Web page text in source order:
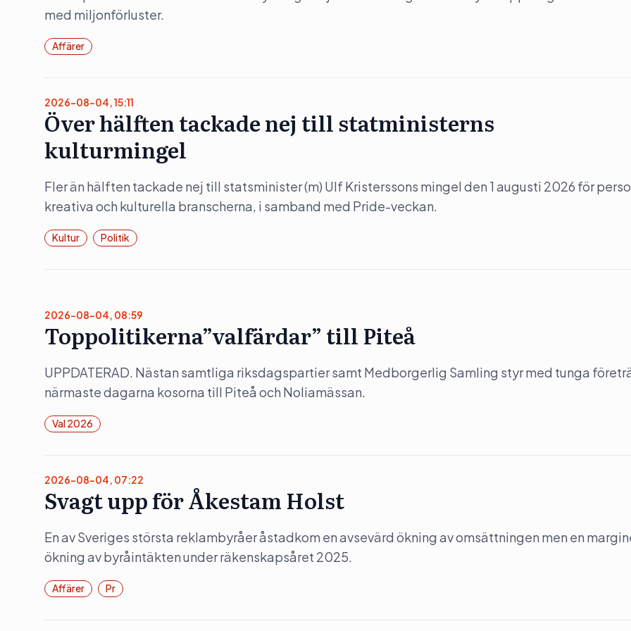
med miljonförluster.
Affärer
2026-08-04, 15:11
Över hälften tackade nej till statministerns
kulturmingel
Fler än hälften tackade nej till statsminister (m) Ulf Kristerssons mingel den 1 augusti 2026 för
kreativa och kulturella branscherna, i samband med Pride-veckan.
Kultur Politik
2026-08-04, 08:59
Toppolitikerna”valfärdar” till Piteå
UPPDATERAD. Nästan samtliga riksdagspartier samt Medborgerlig Samling styr med tunga
närmaste dagarna kosorna till Piteå och Noliamässan.
Val 2026
2026-08-04, 07:22
Svagt upp för Åkestam Holst
En av Sveriges största reklambyråer åstadkom en avsevärd ökning av omsättningen men en
ökning av byråintäkten under räkenskapsåret 2025.
Affärer Pr